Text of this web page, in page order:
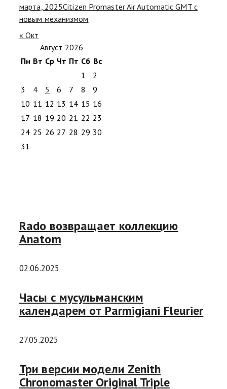
марта, 2025Citizen Promaster Air Automatic GMT с
новым механизмом
« Окт
Август 2026
Пн Вт Ср Чт Пт Сб Вс
1
2
3
4 5 6 7 8
9
10 11 12 13 14 15 16
17 18 19 20 21 22 23
24 25 26 27 28 29 30
31
Rado возвращает коллекцию
Anatom
02.06.2025
Часы с мусульманским
календарем от Parmigiani Fleurier
27.05.2025
Три версии модели Zenith
Chronomaster Original Triple